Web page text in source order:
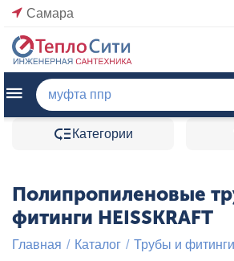
Самара
Категории
Полипропиленовые
фитинги HEISSKRAFT
Главная / Каталог / Трубы и фитинги